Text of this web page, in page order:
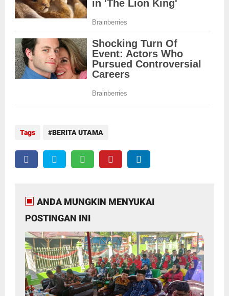
Tags BERITA UTAMA
ANDA MUNGKIN MENYUKAI
POSTINGAN INI